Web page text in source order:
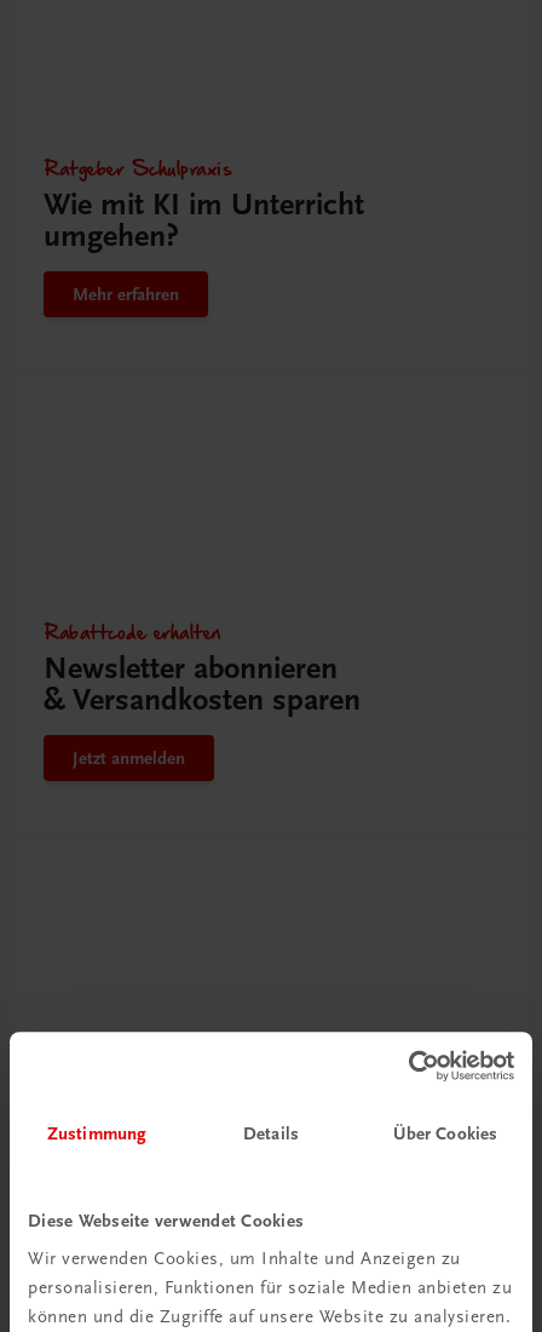
Zustimmung Details Über Cookies
Diese Webseite verwendet Cookies
Wir verwenden Cookies, um Inhalte und Anzeigen zu
personalisieren, Funktionen für soziale Medien anbieten zu
können und die Zugriffe auf unsere Website zu analysieren.
Ratgeber Schulpraxis
Wie mit KI im Unterricht
umgehen?
Mehr erfahren
Rabattcode erhalten
Newsletter abonnieren
& Versandkosten sparen
Jetzt anmelden
Videos mit
Mehr dazu